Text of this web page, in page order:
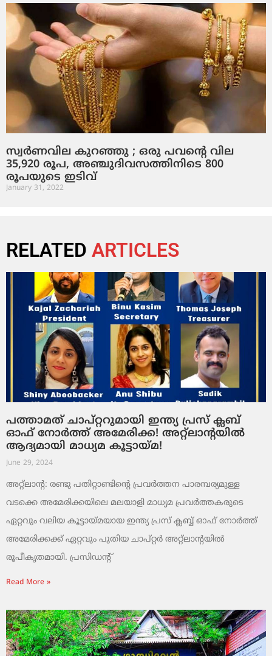
സ്വര്‍ണവില കുറഞ്ഞു ; ഒരു പവന്റെ വില
35,920 രൂപ, അഞ്ചുദിവസത്തിനിടെ 800
രൂപയുടെ ഇടിവ്
January 31, 2022
RELATED ARTICLES
പത്താമത് ചാപ്റ്ററുമായി ഇന്ത്യ പ്രസ് ക്ലബ്
ഓഫ് നോർത്ത് അമേരിക്ക! അറ്റ്ലാന്റയിൽ
ആദ്യമായി മാധ്യമ കൂട്ടായ്മ!
June 29, 2024
അറ്റ്ലാന്റ: രണ്ടു പതിറ്റാണ്ടിന്റെ പ്രവർത്തന പാരമ്പര്യമുള്ള
വടക്കെ അമേരിക്കയിലെ മലയാളി മാധ്യമ പ്രവർത്തകരുടെ
ഏറ്റവും വലിയ കൂട്ടായ്മയായ ഇന്ത്യ പ്രസ് ക്ലബ്ബ് ഓഫ് നോർത്ത്
അമേരിക്കക്ക് ഏറ്റവും പുതിയ ചാപ്റ്റർ അറ്റ്ലാന്റയിൽ
രൂപീകൃതമായി. പ്രസിഡന്റ്
Read More »